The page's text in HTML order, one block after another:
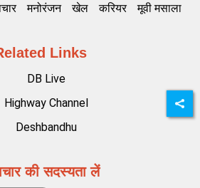
मनोरंजन खेल करियर मूवी मसाला
Links
DB Live
Highway Channel
Deshbandhu
की सदस्यता लें